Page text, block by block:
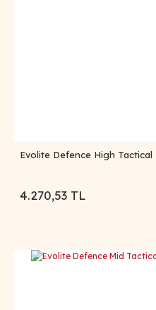
Evolite Defence High
4.270,53 TL